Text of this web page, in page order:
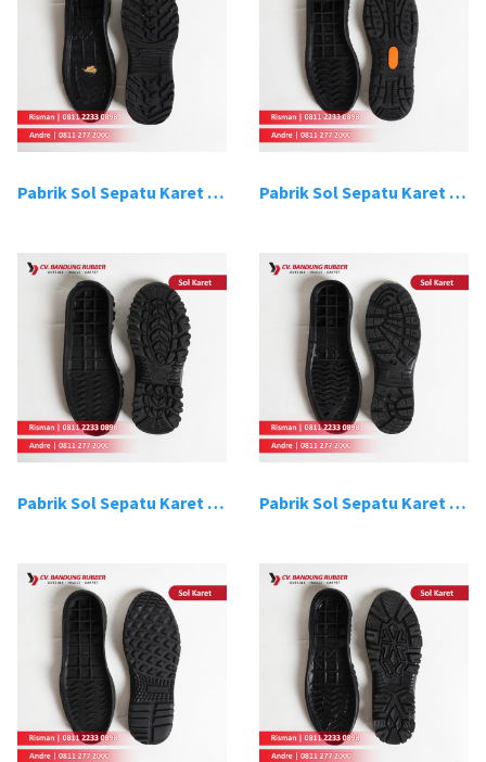
Pabrik Sol Sepatu Karet Bandung 9 Pabrik Sol Sepatu Karet Bandung 10
Pabrik Sol Sepatu Karet Bandung 11 Pabrik Sol Sepatu Karet Bandung 12